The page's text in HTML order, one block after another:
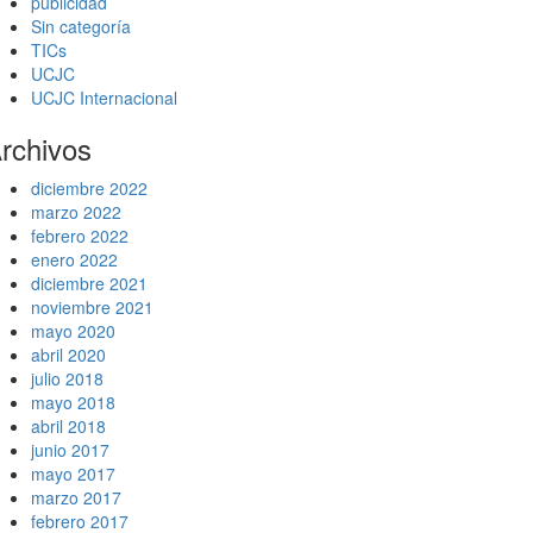
Sin categoría
TICs
UCJC
UCJC Internacional
diciembre 2022
marzo 2022
febrero 2022
enero 2022
diciembre 2021
noviembre 2021
mayo 2020
abril 2020
julio 2018
mayo 2018
abril 2018
junio 2017
mayo 2017
marzo 2017
febrero 2017